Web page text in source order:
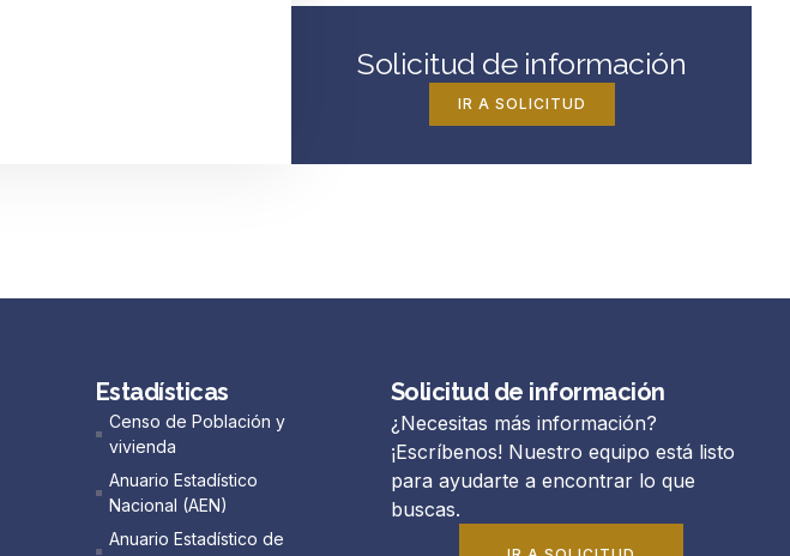
Solicitud de información
IR A SOLICITUD
Estadísticas
Censo de Población y
vivienda
Anuario Estadístico
Nacional (AEN)​
Anuario Estadístico de
Solicitud de información
¿Necesitas más información?
¡Escríbenos! Nuestro equipo está listo
para ayudarte a encontrar lo que
buscas.